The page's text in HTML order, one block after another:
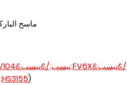
ماسح
&نبسب;/&نبسب;FV6X
&نبسب;/&نبسب;HS3155)